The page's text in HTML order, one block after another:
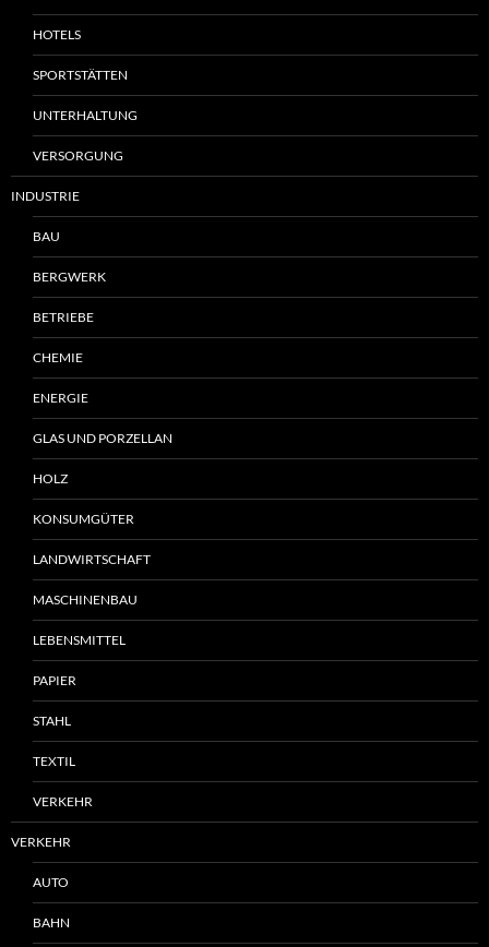
HOTELS
SPORTSTÄTTEN
UNTERHALTUNG
VERSORGUNG
INDUSTRIE
BAU
BERGWERK
BETRIEBE
CHEMIE
ENERGIE
GLAS UND PORZELLAN
HOLZ
KONSUMGÜTER
LANDWIRTSCHAFT
MASCHINENBAU
LEBENSMITTEL
PAPIER
STAHL
TEXTIL
VERKEHR
VERKEHR
AUTO
BAHN